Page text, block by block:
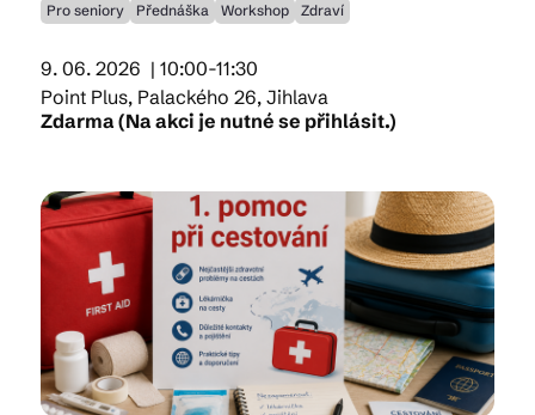
Články
Suvenýry
Praktické info
Kam vyrazit
CS EN
Pro seniory Přednáška Workshop Zdraví
9. 06. 2026 | 10:00-11:30
Point Plus, Palackého 26, Jihlava
Zdarma (Na akci je nutné se přihlásit.)